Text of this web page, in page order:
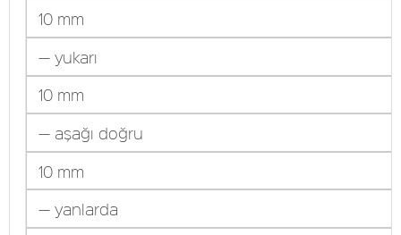
10 mm
— yukarı
10 mm
— aşağı doğru
10 mm
— yanlarda